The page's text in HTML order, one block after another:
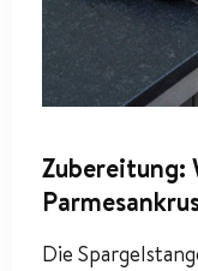
Zubereitung:
Die